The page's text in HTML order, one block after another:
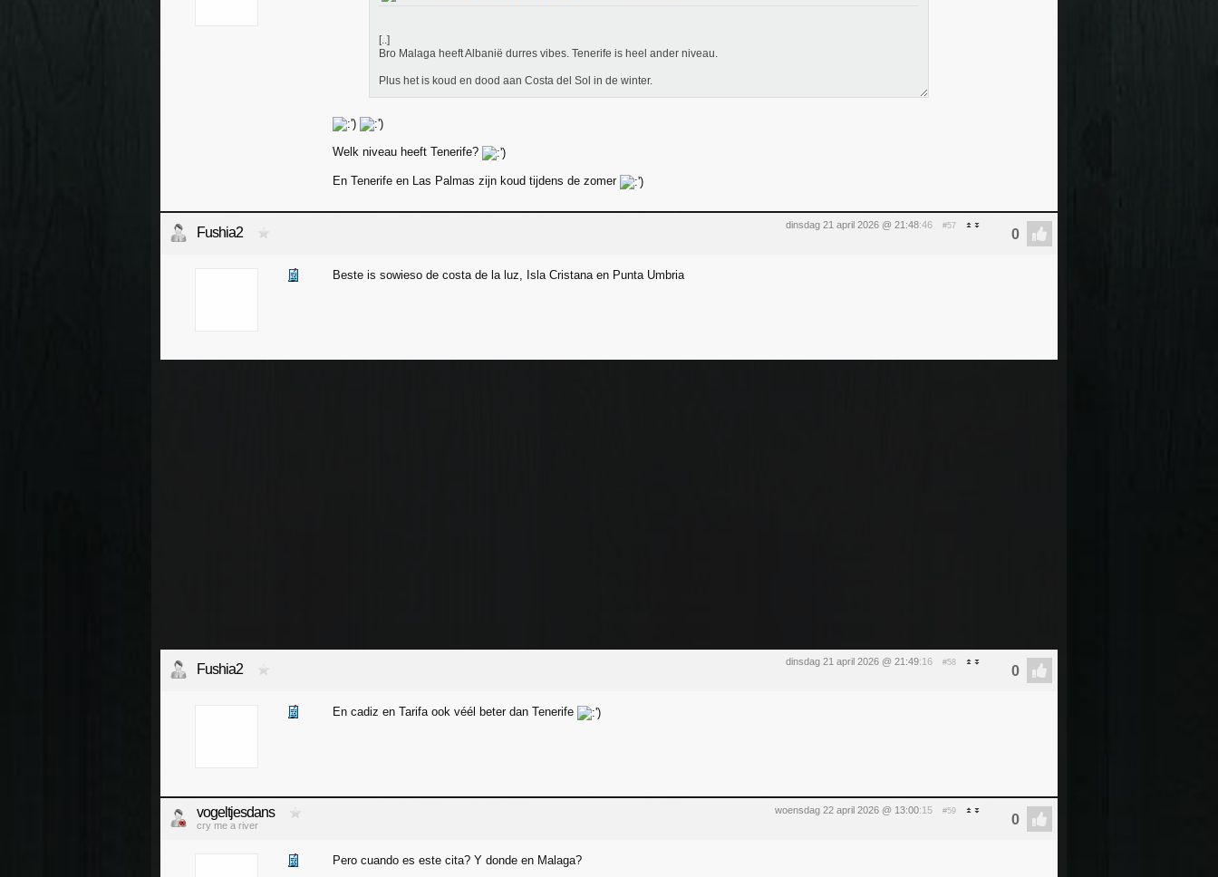
[..]
Bro Malaga heeft Albanië durres vibes. Tenerife is heel ander niveau.
Plus het is koud en dood aan Costa del Sol in de winter.
Welk niveau heeft Tenerife?
En Tenerife en Las Palmas zijn koud tijdens de zomer
dinsdag 21 april 2026 @ 21:48:46 #57
Fushia2
Beste is sowieso de costa de la luz, Isla Cristana en Punta Umbria
dinsdag 21 april 2026 @ 21:49:16 #58
Fushia2
En cadiz en Tarifa ook véél beter dan Tenerife
woensdag 22 april 2026 @ 13:00:15 #59
vogeltjesdans
cry me a river
Pero cuando es este cita? Y donde en Malaga?